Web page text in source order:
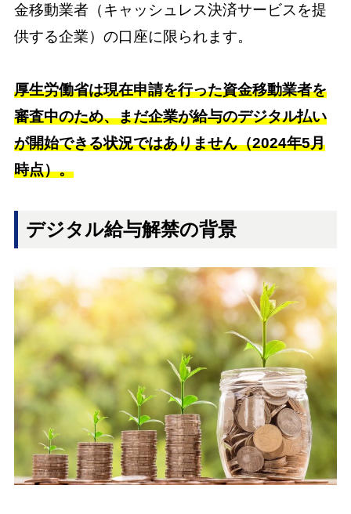
金移動業者（キャッシュレス決済サービスを提
供する企業）の口座に限られます。
厚生労働省は現在申請を行った資金移動業者を
審査中のため、まだ企業が給与のデジタル払い
が開始できる状況ではありません（2024年5月
時点）。
デジタル給与解禁の背景